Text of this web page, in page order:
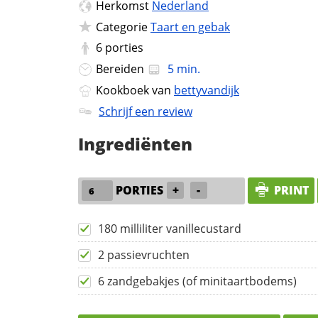
Herkomst Nederland
CategorieTaart en gebak
6 porties
Bereiden
5 min.
Kookboek van bettyvandijk
Schrijf een review
Ingrediënten
PORTIES + - PRINT
180 milliliter vanillecustard
2 passievruchten
6 zandgebakjes (of minitaartbodems)